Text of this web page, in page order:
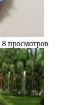
8 просмотров